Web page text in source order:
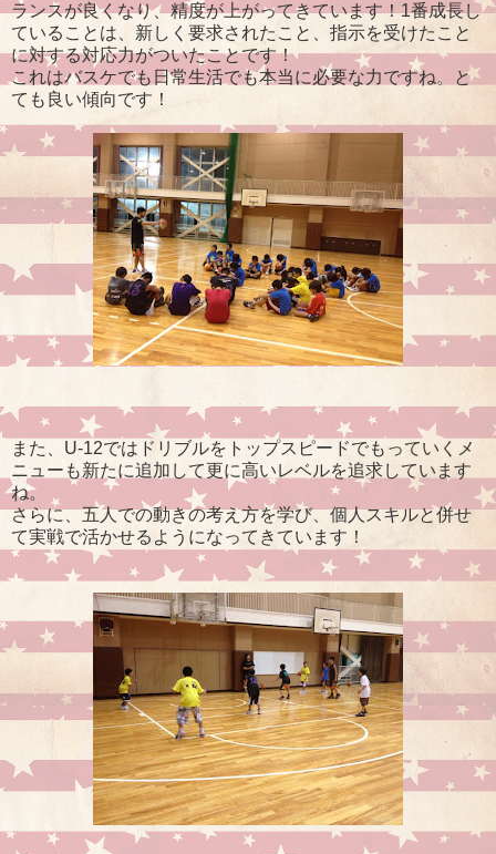
ランスが良くなり、精度が上がってきています！1番成長し
ていることは、新しく要求されたこと、指示を受けたこと
に対する対応力がついたことです！
これはバスケでも日常生活でも本当に必要な力ですね。と
ても良い傾向です！
また、U-12ではドリブルをトップスピードでもっていくメ
ニューも新たに追加して更に高いレベルを追求しています
ね。
さらに、五人での動きの考え方を学び、個人スキルと併せ
て実戦で活かせるようになってきています！